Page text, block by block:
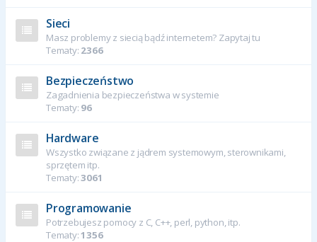
Sieci
Masz problemy z siecią bądź internetem? Zapytaj tu
Tematy: 2366
Bezpieczeństwo
Zagadnienia bezpieczeństwa w systemie
Tematy: 96
Hardware
Wszystko związane z jądrem systemowym, sterownikami,
sprzętem itp.
Tematy:3061
Programowanie
Potrzebujesz pomocy z C, C++, perl, python, itp.
Tematy:1356